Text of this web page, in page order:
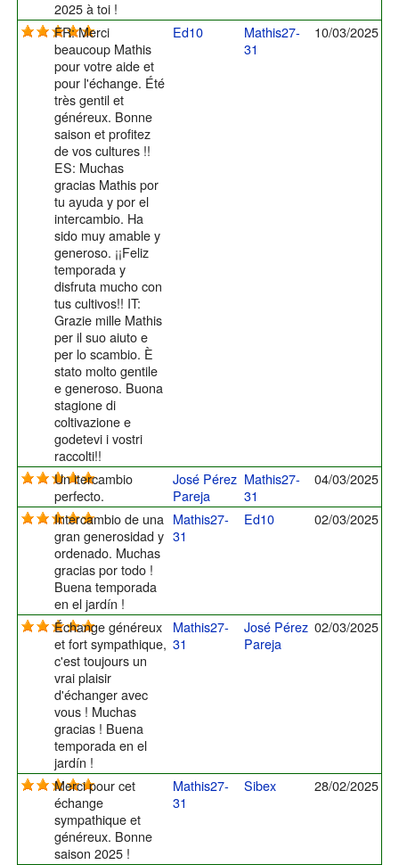
2025 à toi !
FR: Merci
beaucoup Mathis
pour votre aide et
pour l'échange. Été
très gentil et
généreux. Bonne
saison et profitez
de vos cultures !!
ES: Muchas
gracias Mathis por
tu ayuda y por el
intercambio. Ha
sido muy amable y
generoso. ¡¡Feliz
temporada y
disfruta mucho con
tus cultivos!! IT:
Grazie mille Mathis
per il suo aiuto e
per lo scambio. È
stato molto gentile
e generoso. Buona
stagione di
coltivazione e
godetevi i vostri
raccolti!!
Ed10
Mathis27-
31
10/03/2025
Un itercambio
perfecto.
José Pérez
Pareja
Mathis27-
31
04/03/2025
Intercambio de una
gran generosidad y
ordenado. Muchas
gracias por todo !
Buena temporada
en el jardín !
Mathis27-
31
Ed10 02/03/2025
Échange généreux
et fort sympathique,
c'est toujours un
vrai plaisir
d'échanger avec
vous ! Muchas
gracias ! Buena
temporada en el
jardín !
Mathis27-
31
José Pérez
Pareja
02/03/2025
Merci pour cet
échange
sympathique et
généreux. Bonne
saison 2025 !
Mathis27-
31
Sibex 28/02/2025